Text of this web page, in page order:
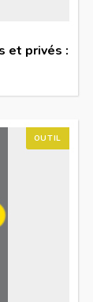
et privés :
OUTIL